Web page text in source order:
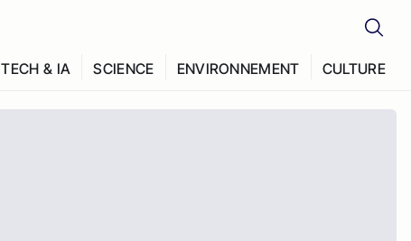
TECH & IA SCIENCE ENVIRONNEMENT CULTURE